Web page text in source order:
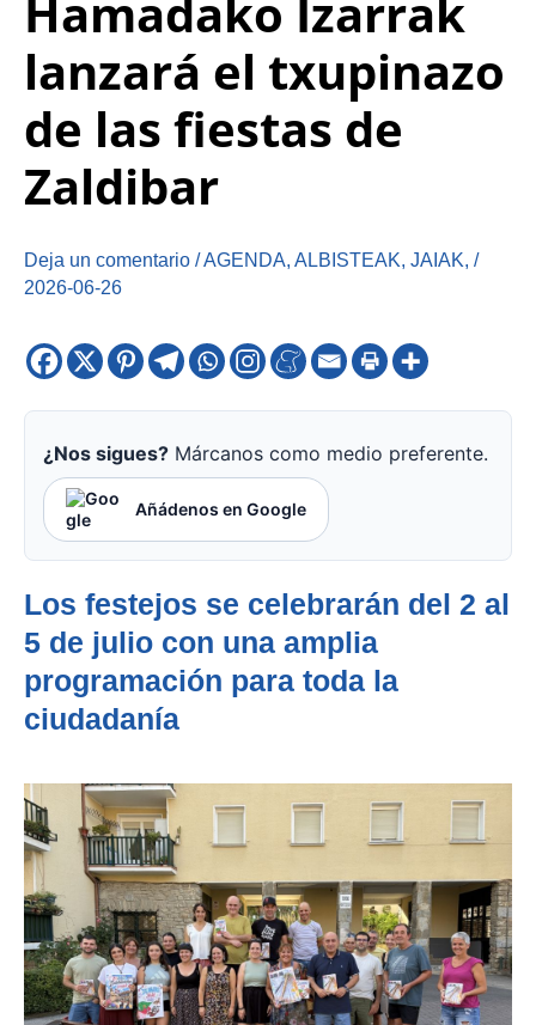
Hamadako Izarrak
lanzará el txupinazo
de las fiestas de
Zaldibar
Deja un comentario /AGENDA, ALBISTEAK, JAIAK, /
2026-06-26
¿Nos sigues? Márcanos como medio preferente.
Añádenos en Google
Los festejos se celebrarán del 2 al
5 de julio con una amplia
programación para toda la
ciudadanía